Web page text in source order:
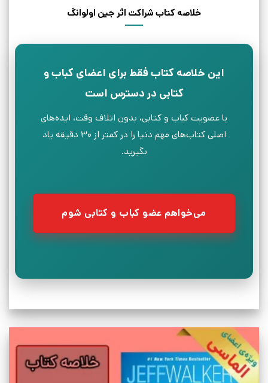
خلاصه کتاب شراکت اثر جین اولوانگ
این خلاصه کتاب فقط برای اعضای کباب و
کتابی در دسترس است
با عضویت کباب و کتابی، بدون اتلاف وقت، ایده‌های
اصلی کتاب‌های مهم دنیا را در کمتر از ۳۰ دقیقه یاد
بگیرید.
می‌خواهم عضو کباب و کتابی شوم